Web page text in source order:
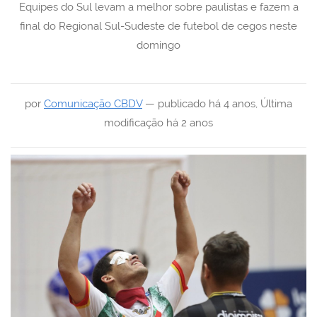
por Comunicação CBDV— publicado há 4 anos, Última
modificação há 2 anos
Equipes do Sul levam a melhor sobre paulistas e fazem a
final do Regional Sul-Sudeste de futebol de cegos neste
domingo